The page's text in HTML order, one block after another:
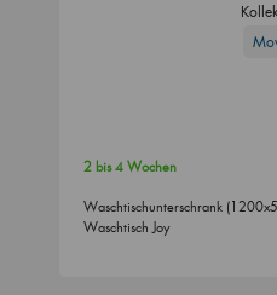
2 bis 4 Wochen
Waschtischunterschrank
Waschtisch Joy